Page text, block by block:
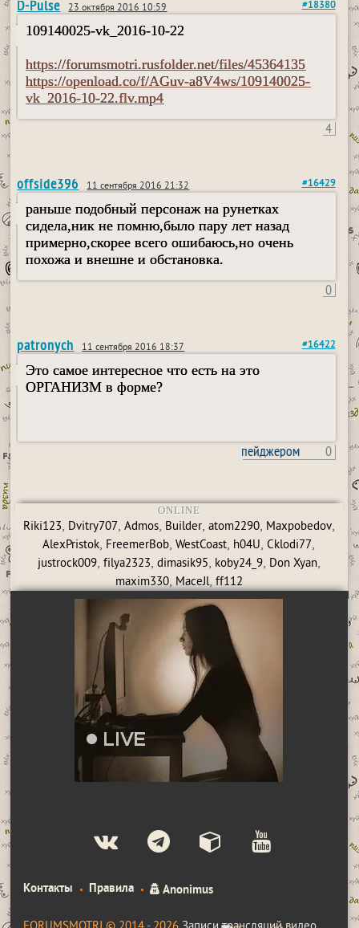
D-Pulse 23 октября 2016 10:59 #18380
109140025-vk_2016-10-22
https://forumsmotri.rusfolder.net/files/45364135
https://openload.co/f/AGuv-a8V4ws/109140025-
vk_2016-10-22.flv.mp4
4
offside396 11 сентября 2016 21:32 #16429
раньше подобный персонаж на рунетках
сидела,ник не помню,было пару лет назад
примерно,скорее всего ошибаюсь,но очень
похожа и внешне и обстановка.
0
patronych 11 сентября 2016 18:37 #16422
Это самое интересное что есть на это
ОРГАНИЗМ в форме?
пользовался пейджером 0
ONLINE
Riki123, Dvitry707, Admos, Builder, atom2290, Maxpobedov,
AlexPristok, FreemerBob,WestCoast, h04U,Cklodi77,
justrock009, filya2323, dimasik95, koby24_9, Don Xyan,
maxim330,MaceJl,ff112
Контакты Правила Anonimus